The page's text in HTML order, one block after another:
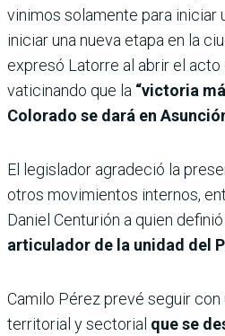
vinimos solamente para iniciar
iniciar una nueva etapa en la
expresó Latorre al abrir el
vaticinando que la “victoria
Colorado se dará en
El legislador agradeció la
otros movimientos internos,
Daniel Centurión a quien
articulador de la unidad del
Camilo Pérez prevé seguir con
territorial y sectorial que se